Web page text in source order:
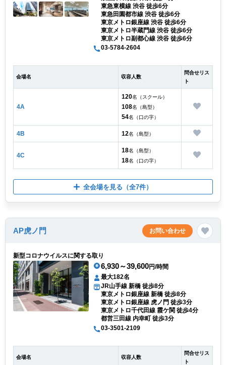
東急東横線 渋谷 徒歩6分
東急田園都市線 渋谷 徒歩6分
東京メトロ銀座線 渋谷 徒歩6分
東京メトロ半蔵門線 渋谷 徒歩6分
東京メトロ副都心線 渋谷 徒歩6分
03-5784-2604
会場名 収容人数
問合せリス
ト
4A
120名（スクール）
108名（島型）
54名（口の字）
4B 12名（島型）
4C
18名（島型）
18名（口の字）
全会場を見る （全7件）
AP虎ノ門 お問い合わせ
新型コロナウイルスに関する取り
6,930～39,600円/時間
最大182名
JR山手線 新橋 徒歩8分
東京メトロ銀座線 新橋 徒歩8分
東京メトロ銀座線 虎ノ門 徒歩3分
東京メトロ千代田線 霞ケ関 徒歩4分
都営三田線 内幸町 徒歩3分
03-3501-2109
会場名 収容人数
問合せリス
ト